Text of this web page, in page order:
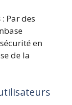
: Par des
en
de la